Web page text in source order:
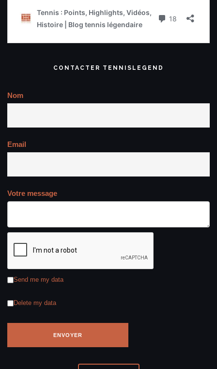
CONTACTER TENNISLEGEND
Nom
Email
Votre message
Send me my data
Delete my data